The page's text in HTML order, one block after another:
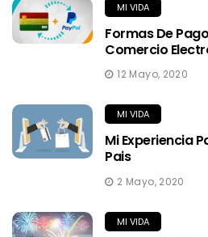
MI VIDA
Formas De
Comercio
12 Mayo, 2020
MI VIDA
Mi Experiencia
Pais
2 Mayo, 2020
MI VIDA